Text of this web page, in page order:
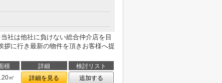
社は他社に負けない総合仲介店を目
に行き最新の物件を頂きお客様へ提
積 詳細
検討リスト
㎡ 詳細を見る
追加する